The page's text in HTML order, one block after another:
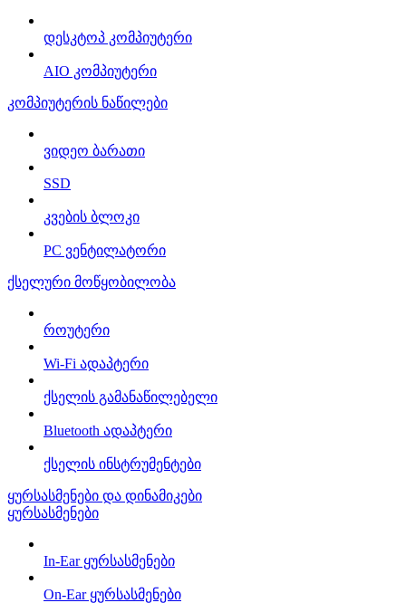
დესკტოპ კომპიუტერი
AIO კომპიუტერი
კომპიუტერის ნაწილები
ვიდეო ბარათი
SSD
კვების ბლოკი
PC ვენტილატორი
ქსელური მოწყობილობა
როუტერი
Wi-Fi ადაპტერი
ქსელის გამანაწილებელი
Bluetooth ადაპტერი
ქსელის ინსტრუმენტები
ყურსასმენები და დინამიკები
ყურსასმენები
In-Ear ყურსასმენები
On-Ear ყურსასმენები